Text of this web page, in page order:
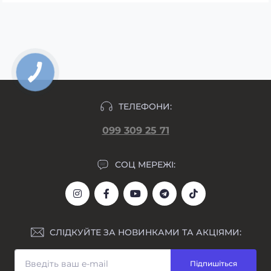
ТЕЛЕФОНИ:
099 309 25 71
СОЦ МЕРЕЖІ:
СЛІДКУЙТЕ ЗА НОВИНКАМИ ТА АКЦІЯМИ:
Підпишіться